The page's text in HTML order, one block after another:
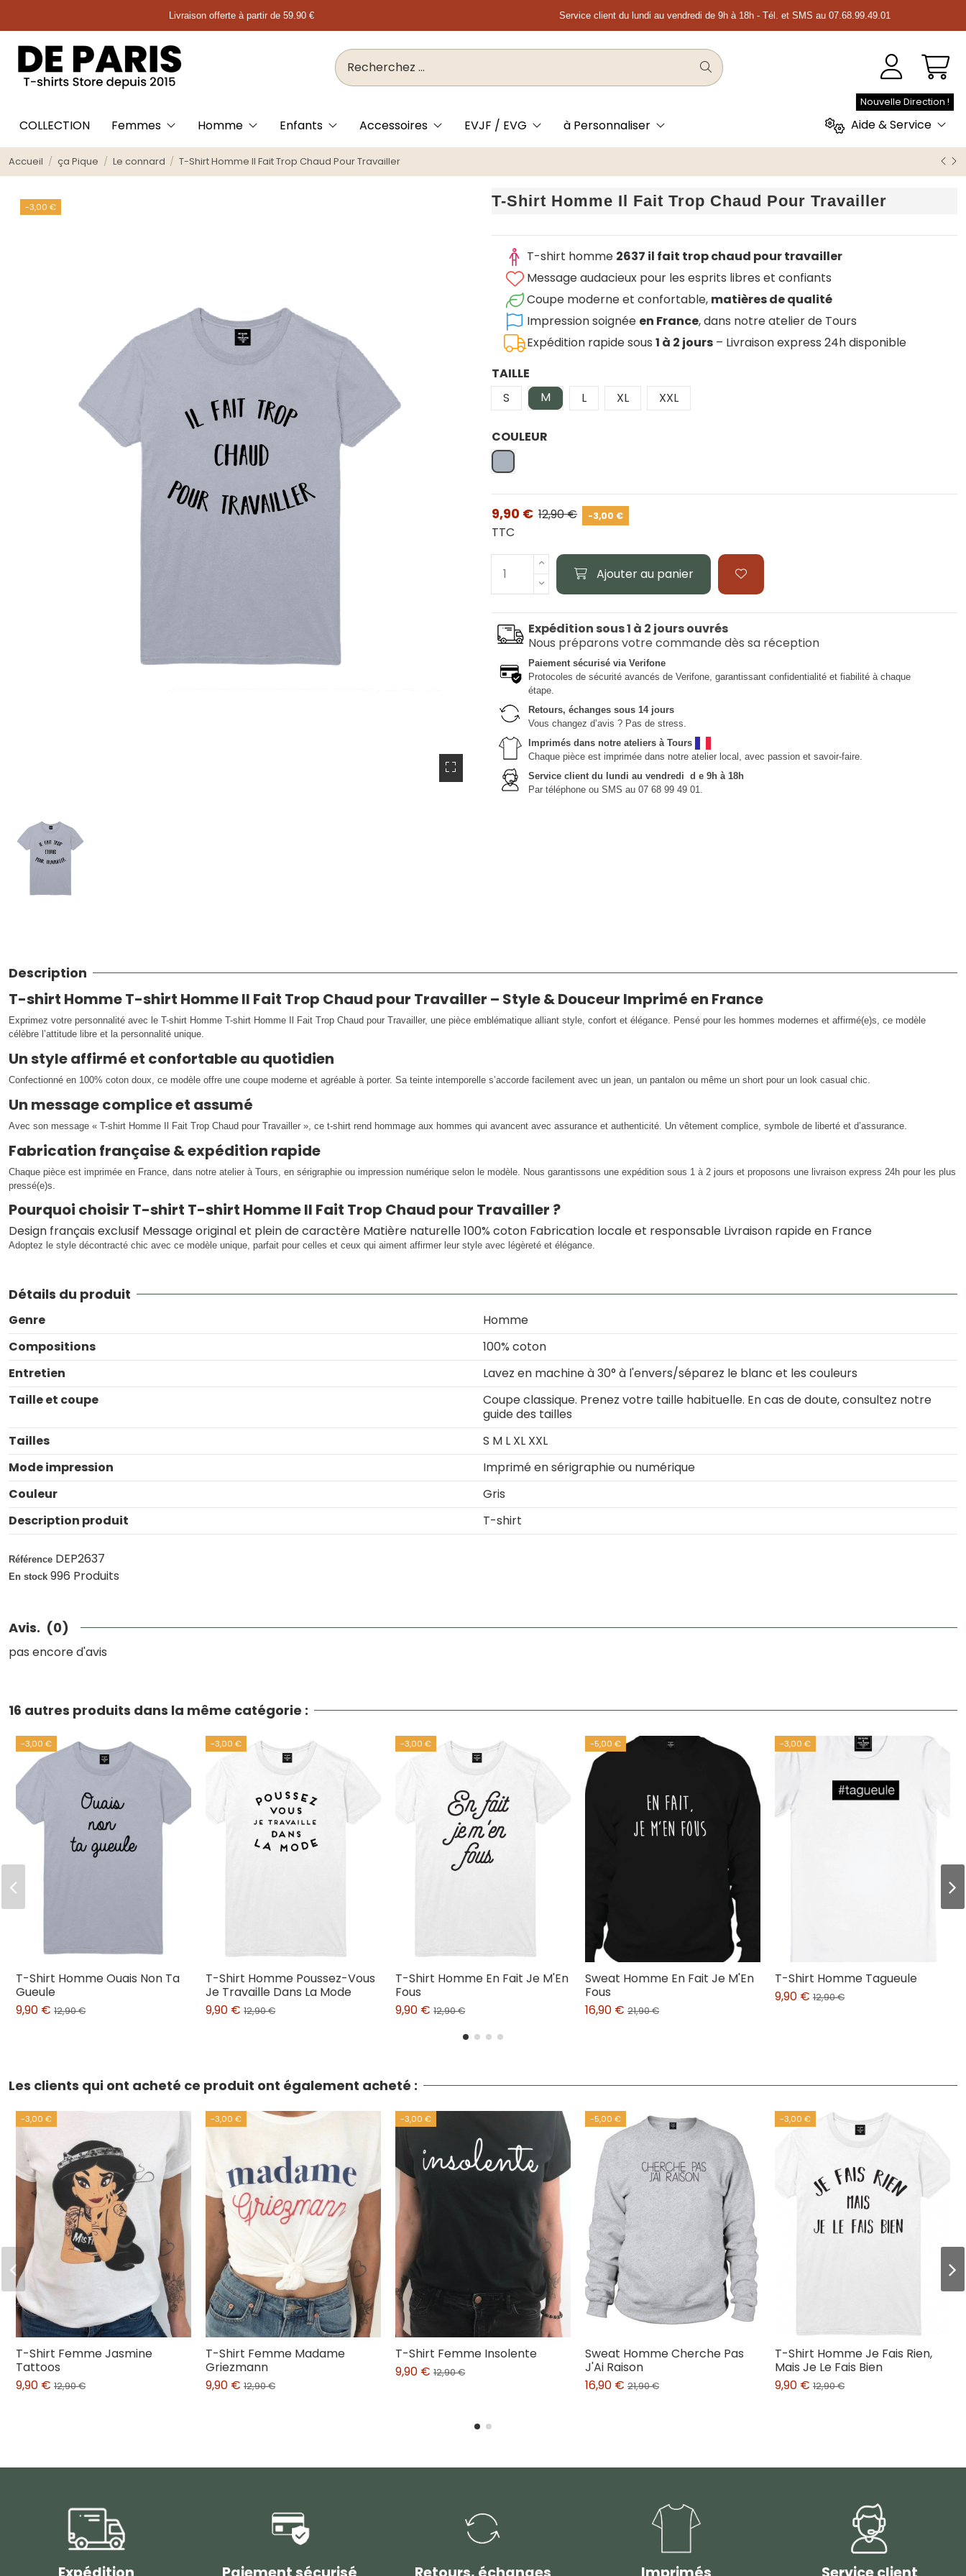
Livraison offerte à partir de 59.90 € Service client du lundi au vendredi de 9h à 18h - Tél. et SMS au 07.68.99.49.01
COLLECTION Femmes Homme Enfants Accessoires EVJF / EVG à Personnaliser Aide & Service
Nouvelle Direction !
Accueil ça Pique Le connard T-Shirt Homme Il Fait Trop Chaud Pour Travailler
-3,00 € T-Shirt Homme Il Fait Trop Chaud Pour Travailler
T-shirt homme 2637 il fait trop chaud pour travailler
Message audacieux pour les esprits libres et confiants
Coupe moderne et confortable, matières de qualité
Impression soignée en France, dans notre atelier de Tours
Expédition rapide sous1 à 2 jours – Livraison express 24h disponible
TAILLE
S
M L XL XXL
COULEUR
Gris
9,90 € 12,90 € -3,00 €
TTC
Ajouter au panier
Expédition sous 1 à 2 jours ouvrés
Nous préparons votre commande dès sa réception
Paiement sécurisé via Verifone
Protocoles de sécurité avancés de Verifone, garantissant confidentialité et fiabilité à chaque
étape.
Retours, échanges sous 14 jours
Vous changez d’avis ? Pas de stress.
Imprimés dans notre ateliers à Tours
Chaque pièce est imprimée dans notre atelier local, avec passion et savoir-faire.
Service client du lundi au vendredi d e 9h à 18h
Par téléphone ou SMS au 07 68 99 49 01.
Description
T-shirt Homme T-shirt Homme Il Fait Trop Chaud pour Travailler – Style & Douceur Imprimé en France
Exprimez votre personnalité avec le T-shirt Homme T-shirt Homme Il Fait Trop Chaud pour Travailler, une pièce emblématique alliant style, confort et élégance. Pensé pour les hommes modernes et affirmé(e)s, ce modèle
célèbre l’attitude libre et la personnalité unique.
Un style affirmé et confortable au quotidien
Confectionné en 100% coton doux, ce modèle offre une coupe moderne et agréable à porter. Sa teinte intemporelle s’accorde facilement avec un jean, un pantalon ou même un short pour un look casual chic.
Un message complice et assumé
Avec son message « T-shirt Homme Il Fait Trop Chaud pour Travailler », ce t-shirt rend hommage aux hommes qui avancent avec assurance et authenticité. Un vêtement complice, symbole de liberté et d’assurance.
Fabrication française & expédition rapide
Chaque pièce est imprimée en France, dans notre atelier à Tours, en sérigraphie ou impression numérique selon le modèle. Nous garantissons une expédition sous 1 à 2 jours et proposons une livraison express 24h pour les plus
pressé(e)s.
Pourquoi choisir T-shirt T-shirt Homme Il Fait Trop Chaud pour Travailler ?
Design français exclusif Message original et plein de caractère Matière naturelle 100% coton Fabrication locale et responsable Livraison rapide en France
Adoptez le style décontracté chic avec ce modèle unique, parfait pour celles et ceux qui aiment affirmer leur style avec légèreté et élégance.
Détails du produit
Genre
Homme
Compositions
100% coton
Entretien
Lavez en machine à 30° à l'envers/séparez le blanc et les couleurs
Taille et coupe
Coupe classique. Prenez votre taille habituelle. En cas de doute, consultez notre
guide des tailles
Tailles
S M L XL XXL
Mode impression
Imprimé en sérigraphie ou numérique
Couleur
Gris
Description produit
T-shirt
Référence DEP2637
En stock 996 Produits
Avis. (0)
pas encore d'avis
16 autres produits dans la même catégorie :
-3,00 €
T-Shirt Homme Ouais Non Ta
Gueule
9,90 € 12,90 €
-3,00 €
T-Shirt Homme Poussez-Vous
Je Travaille Dans La Mode
9,90 € 12,90 €
-3,00 €
T-Shirt Homme En Fait Je M'En
Fous
9,90 € 12,90 €
-5,00 €
Sweat Homme En Fait Je M'En
Fous
16,90 € 21,90 €
-3,00 €
T-Shirt Homme Tagueule
9,90 € 12,90 €
Les clients qui ont acheté ce produit ont également acheté :
-3,00 €
T-Shirt Femme Jasmine
Tattoos
9,90 € 12,90 €
-3,00 €
T-Shirt Femme Madame
Griezmann
9,90 € 12,90 €
-3,00 €
T-Shirt Femme Insolente
9,90 € 12,90 €
-5,00 €
Sweat Homme Cherche Pas
J'Ai Raison
16,90 € 21,90 €
-3,00 €
T-Shirt Homme Je Fais Rien,
Mais Je Le Fais Bien
9,90 € 12,90 €